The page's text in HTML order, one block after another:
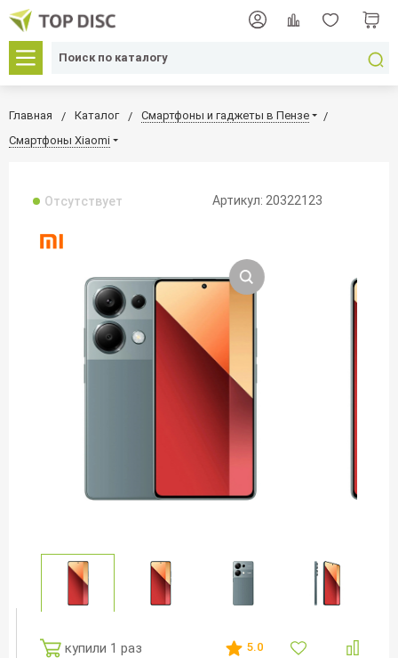
Главная Каталог
Смартфоны и гаджеты в Пензе
Смартфоны Xiaomi
Отсутствует Артикул: 20322123
купили 1 раз 5.0